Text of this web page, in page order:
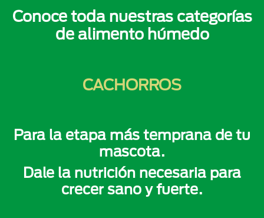
Conoce toda nuestras categorías
de alimento húmedo
CACHORROS
Para la etapa más temprana de tu
mascota.
Dale la nutrición necesaria para
crecer sano y fuerte.